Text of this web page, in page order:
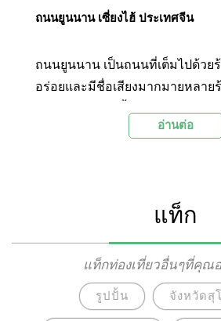
ถนนยูนนาน เซี่ยงไฮ้ ประเทศจีน
ถนนยูนนาน เป็นถนนที่เต็มไปด้วย
อร่อยและมีชื่อเสียงมากมายหลาย
ภัตตาคารหรู ร้านอาหารต่างๆ ใน
อ่านต่อ
แท็ก
แท็กท่องเที่ยวอื่นๆที่คุณ
รูปปั้น จังหวัดสุ